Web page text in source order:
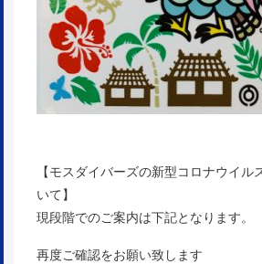
【モスダイバーズの新型コロナウイル
いて】
現段階でのご案内は下記となります。
再度ご確認をお願い致します